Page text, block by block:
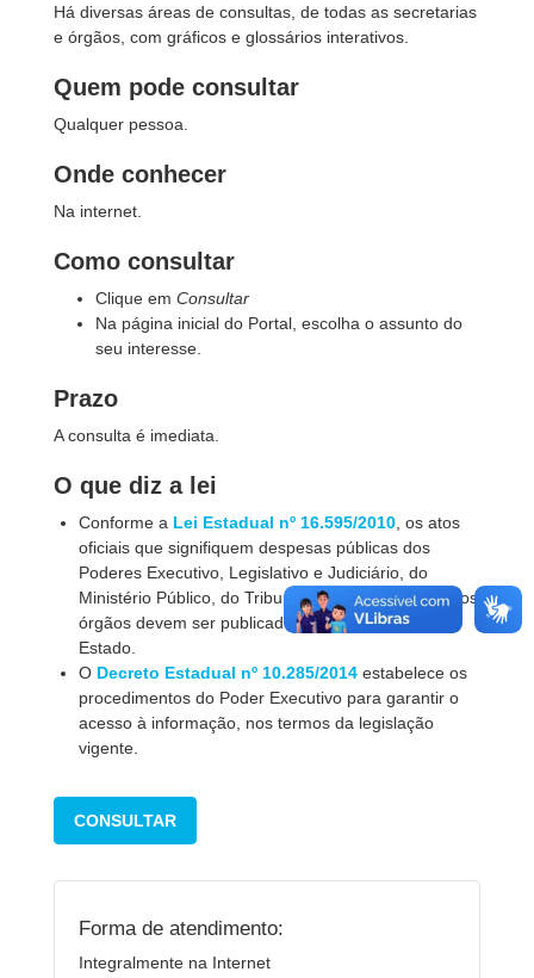
Há diversas áreas de consultas, de todas as secretarias
e órgãos, com gráficos e glossários interativos.
Quem pode consultar
Qualquer pessoa.
Onde conhecer
Na internet.
Como consultar
Clique em Consultar
Na página inicial do Portal, escolha o assunto do
seu interesse.
Prazo
A consulta é imediata.
O que diz a lei
Conforme a Lei Estadual nº 16.595/2010 , os atos
oficiais que signifiquem despesas públicas dos
Poderes Executivo, Legislativo e Judiciário, do
Ministério Público, do Tribunal de Contas e de outros
órgãos devem ser publicados no Diário Oficial do
Estado.
O Decreto Estadual nº 10.285/2014 estabelece os
procedimentos do Poder Executivo para garantir o
acesso à informação, nos termos da legislação
vigente.
CONSULTAR
Forma de atendimento:
Integralmente na Internet